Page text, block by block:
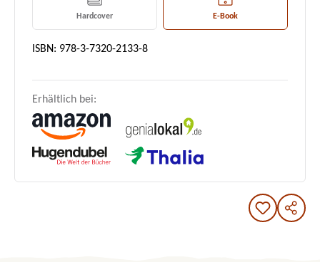
Hardcover E-Book
ISBN: 978-3-7320-2133-8
Erhältlich bei: